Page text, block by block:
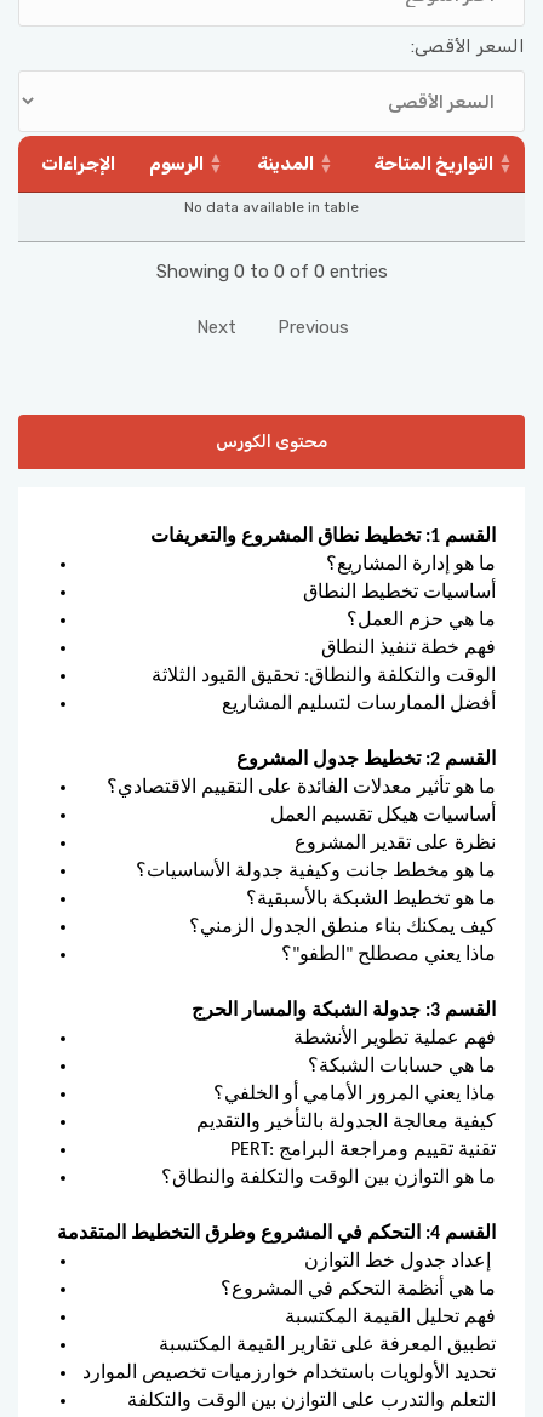
السعر الأقصى:
التواريخ المتاحة المدينة الرسوم الإجراءات
No data available in table
Showing 0 to 0 of 0 entries
Previous
Next
محتوى الكورس
القسم 1: تخطيط نطاق المشروع والتعريفات
ما هو إدارة المشاريع؟
أساسيات تخطيط النطاق
ما هي حزم العمل؟
فهم خطة تنفيذ النطاق
الوقت والتكلفة والنطاق: تحقيق القيود الثلاثة
أفضل الممارسات لتسليم المشاريع
القسم 2: تخطيط جدول المشروع
ما هو تأثير معدلات الفائدة على التقييم الاقتصادي؟
أساسيات هيكل تقسيم العمل
نظرة على تقدير المشروع
ما هو مخطط جانت وكيفية جدولة الأساسيات؟
ما هو تخطيط الشبكة بالأسبقية؟
كيف يمكنك بناء منطق الجدول الزمني؟
ماذا يعني مصطلح "الطفو"؟
القسم 3: جدولة الشبكة والمسار الحرج
فهم عملية تطوير الأنشطة
ما هي حسابات الشبكة؟
ماذا يعني المرور الأمامي أو الخلفي؟
كيفية معالجة الجدولة بالتأخير والتقديم
PERT: تقنية تقييم ومراجعة البرامج
ما هو التوازن بين الوقت والتكلفة والنطاق؟
القسم 4: التحكم في المشروع وطرق التخطيط المتقدمة
ما هي أنظمة التحكم في المشروع؟
فهم تحليل القيمة المكتسبة
تطبيق المعرفة على تقارير القيمة المكتسبة
تحديد الأولويات باستخدام خوارزميات تخصيص الموارد
التعلم والتدرب على التوازن بين الوقت والتكلفة